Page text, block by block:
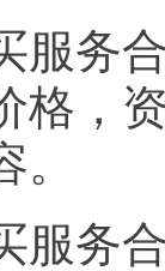
务合
格，
务合